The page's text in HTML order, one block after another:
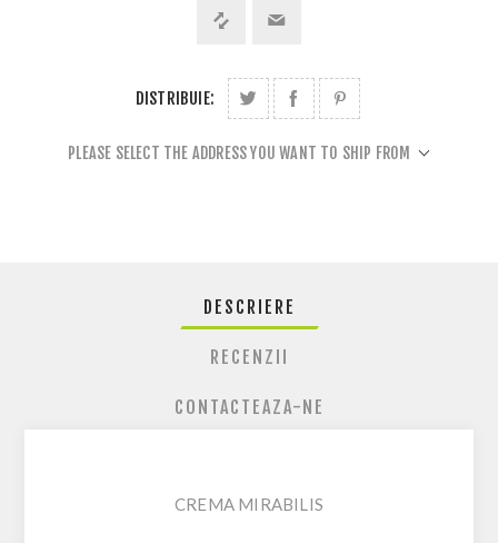
DISTRIBUIE:
PLEASE SELECT THE ADDRESS YOU WANT TO SHIP FROM
DESCRIERE
RECENZII
CONTACTEAZA-NE
CREMA MIRABILIS